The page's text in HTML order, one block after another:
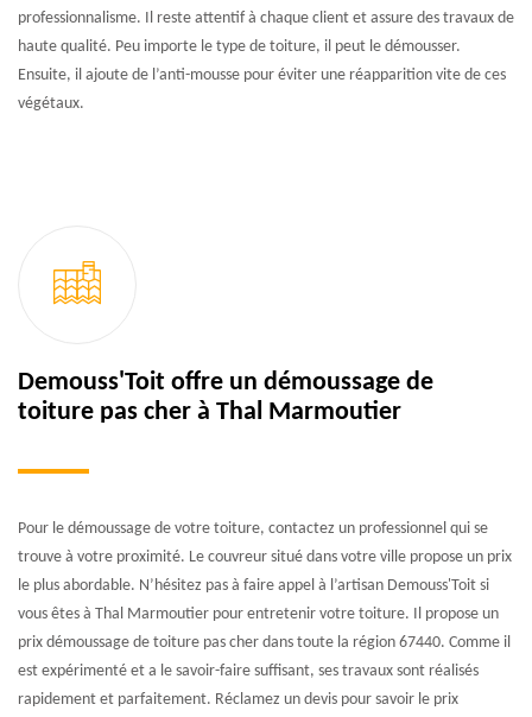
professionnalisme. Il reste attentif à chaque client et assure des travaux de
haute qualité. Peu importe le type de toiture, il peut le démousser.
Ensuite, il ajoute de l’anti-mousse pour éviter une réapparition vite de ces
végétaux.
Demouss'Toit offre un démoussage de
toiture pas cher à Thal Marmoutier
Pour le démoussage de votre toiture, contactez un professionnel qui se
trouve à votre proximité. Le couvreur situé dans votre ville propose un prix
le plus abordable. N’hésitez pas à faire appel à l’artisan Demouss'Toit si
vous êtes à Thal Marmoutier pour entretenir votre toiture. Il propose un
prix démoussage de toiture pas cher dans toute la région 67440. Comme il
est expérimenté et a le savoir-faire suffisant, ses travaux sont réalisés
rapidement et parfaitement. Réclamez un devis pour savoir le prix